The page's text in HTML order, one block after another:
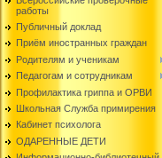
работы
Публичный доклад
Приём иностранных граждан
Родителям и ученикам
Педагогам и сотрудникам
Профилактика гриппа и ОРВИ
Школьная Служба примирения
Кабинет психолога
ОДАРЕННЫЕ ДЕТИ